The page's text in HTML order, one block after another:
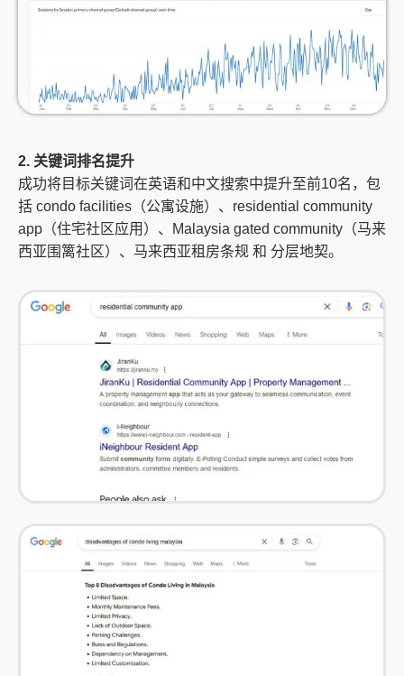
2. 关键词排名提升
成功将目标关键词在英语和中文搜索中提升至前10名，包
括 condo facilities（公寓设施）、residential community
app（住宅社区应用）、Malaysia gated community（马来
西亚围篱社区）、马来西亚租房条规 和 分层地契。